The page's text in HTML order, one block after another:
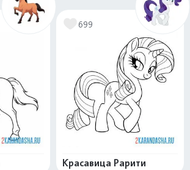
699
Красавица Рарити